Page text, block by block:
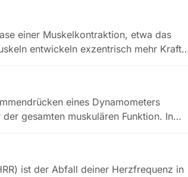
einer Muskelkontraktion, etwa das
entwickeln exzentrisch mehr Kraft
eines Dynamometers
gesamten muskulären Funktion. In
ist der Abfall deiner Herzfrequenz in